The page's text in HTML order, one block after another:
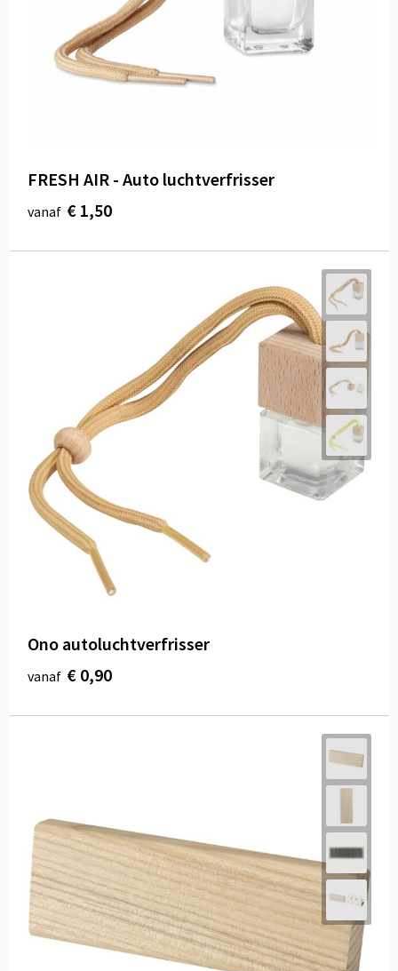
FRESH AIR - Auto luchtverfrisser
vanaf € 1,50
Ono autoluchtverfrisser
vanaf € 0,90